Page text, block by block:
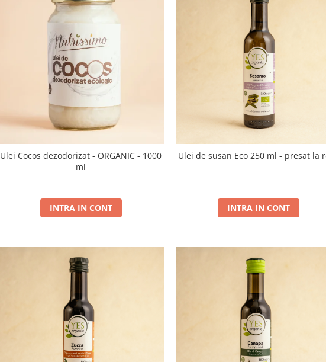
Ulei Cocos dezodorizat - ORGANIC - 1000
ml
INTRA IN CONT
Ulei de susan Eco 250 ml - presat la
INTRA IN CONT